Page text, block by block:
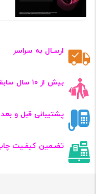
ارسـال به سراسر
بیش از ۱۰ سال سابقه فروش کتاب‌ های تخصصی پزشکی
پشتیبانی قبل و
تضـمین کیفـیت